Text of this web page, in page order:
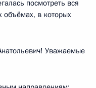
посмотреть вся
объёмах, в которых
Уважаемые